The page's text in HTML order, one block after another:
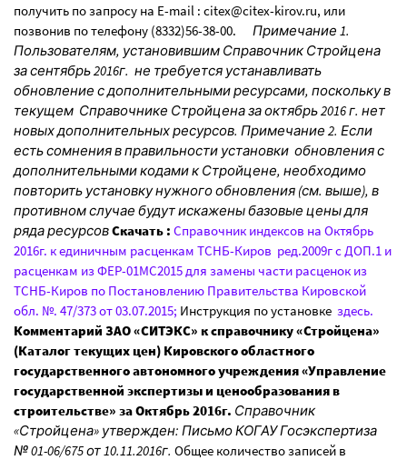
получить по запросу на E-mail : citex@citex-kirov.ru, или
позвонив по телефону (8332)56-38-00. Примечание 1.
Пользователям, установившим Справочник Стройцена
за сентябрь 2016г. не требуется устанавливать
обновление с дополнительными ресурсами, поскольку в
текущем Справочнике Стройцена за октябрь 2016 г. нет
новых дополнительных ресурсов. Примечание 2. Если
есть сомнения в правильности установки обновления с
дополнительными кодами к Стройцене, необходимо
повторить установку нужного обновления (см. выше), в
противном случае будут искажены базовые цены для
ряда ресурсовСкачать : Справочник индексов на Октябрь
2016г. к единичным расценкам ТСНБ-Киров ред.2009г c ДОП.1 и
расценкам из ФЕР-01МС2015 для замены части расценок из
ТСНБ-Киров по Постановлению Правительства Кировской
обл. №. 47/373 от 03.07.2015; Инструкция по установке здесь.
Комментарий ЗАО «СИТЭКС» к справочнику «Стройцена»
(Каталог текущих цен) Кировского областного
государственного автономного учреждения «Управление
государственной экспертизы и ценообразования в
строительстве» за Октябрь 2016г. Справочник
«Стройцена» утвержден: Письмо КОГАУ Госэкспертиза
№ 01-06/675 от 10.11.2016г. Общее количество записей в